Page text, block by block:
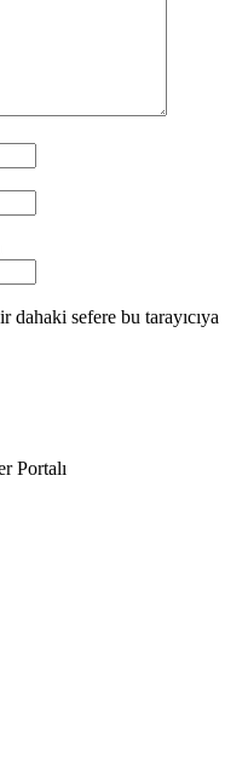
dahaki sefere bu tarayıcıya
Portalı